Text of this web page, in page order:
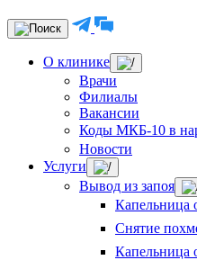
О клинике
Врачи
Филиалы
Вакансии
Коды МКБ-10 в
Новости
Услуги
Вывод из запоя
Капельница
Снятие
Капельница